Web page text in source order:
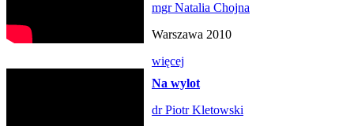
mgr Natalia Chojna
Warszawa 2010
więcej
Na wylot
dr Piotr Kletowski